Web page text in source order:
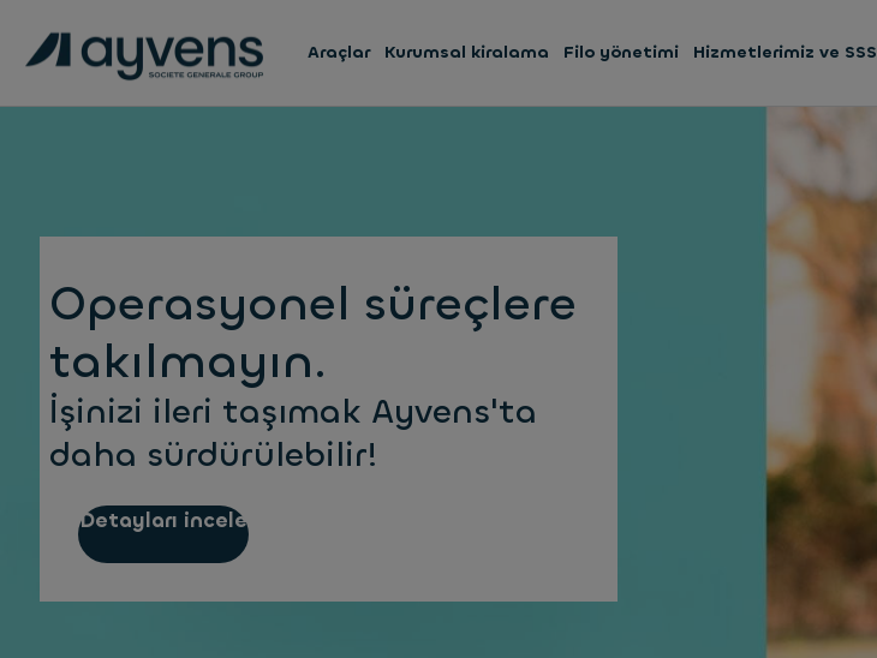
Araçlar Kurumsal kiralama Filo yönetimi Hizmetlerimiz ve SSS
Operasyonel süreçlere
takılmayın.
İşinizi ileri taşımak Ayvens'ta
daha sürdürülebilir!
Detayları incele